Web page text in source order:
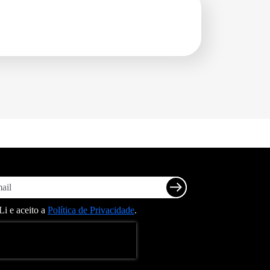
e aceito a Política de Privacidade.